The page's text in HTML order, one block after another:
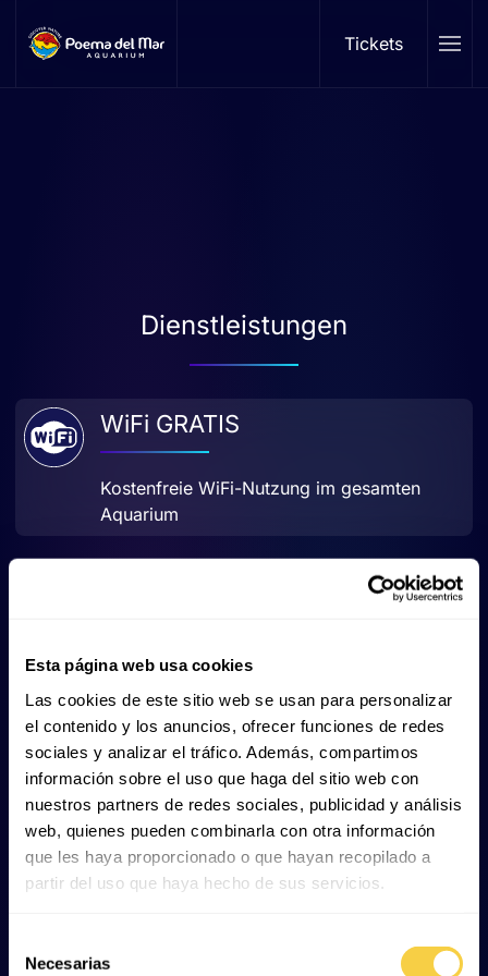
Esta página web usa cookies
Las cookies de este sitio web se usan para personalizar
el contenido y los anuncios, ofrecer funciones de redes
sociales y analizar el tráfico. Además, compartimos
información sobre el uso que haga del sitio web con
nuestros partners de redes sociales, publicidad y análisis
web, quienes pueden combinarla con otra información
que les haya proporcionado o que hayan recopilado a
partir del uso que haya hecho de sus servicios.
Necesarias
Skip to main content Tickets
Dienstleistungen
WiFi GRATIS
Kostenfreie WiFi-Nutzung im gesamten
Aquarium
In den offiziellen Souvenirläden des Poema
vielfältige Auswahl an verschiedenen
Artikeln zur Verfügung als Andenken an
Ihren Besuch.
Restaurant & Bar
Gerichte und ein Tagesmenü angeboten